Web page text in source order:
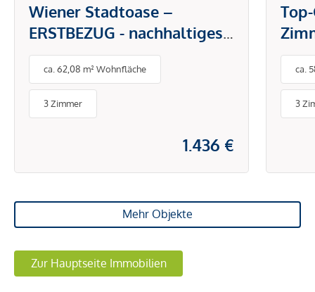
Wiener Stadtoase –
ERSTBEZUG - nachhaltiges
Energiekonzept – Mit
Balkon, Loggia, Terrasse
oder Garten
ca. 62,08 m² Wohnfläche
3 Zimmer
1.436 €
ca.
3
Mehr Objekte
Zur Hauptseite Immobilien